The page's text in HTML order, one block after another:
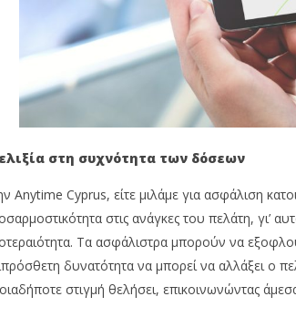
στη συχνότητα των δόσεων
Anytime Cyprus, είτε μιλάμε για ασφάλιση
στις ανάγκες του πελάτη, γι’
Τα ασφάλιστρα μπορούν να
δυνατότητα να μπορεί να αλλάξει ο
στιγμή θελήσει, επικοινωνώντας